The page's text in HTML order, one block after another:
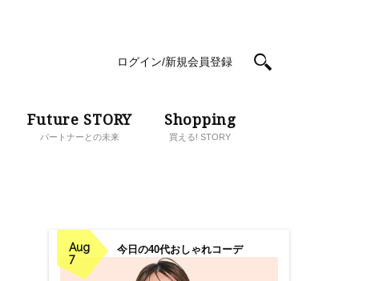
ログイン/新規会員登録
Future STORY
パートナーとの未来
Shopping
買える! STORY
Aug
7
今日の40代おしゃれコーデ